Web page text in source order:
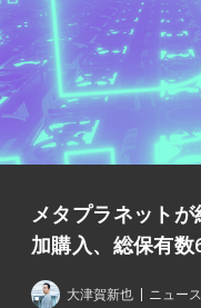
メタプラネット
加購入、総保有
大津賀新也 ニュース